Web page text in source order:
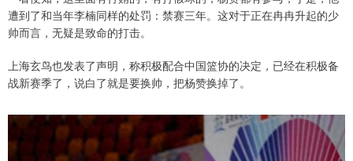
遭到了和当年李楠同样的处罚：禁赛三年。这对于正在冉冉升起的少
帅而言，无疑是致命的打击。
上海玄鸟也发表了声明，称积极配合中国篮协的决定，已经在积极备
战新赛季了，说白了就是要换帅，把杨赞换掉了。